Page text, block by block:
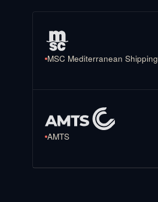
MSC Mediterranean Shipping
AMTS